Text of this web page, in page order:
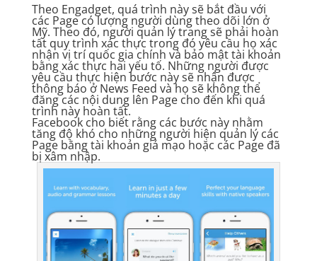
Theo Engadget, quá trình này sẽ bắt đầu với
các Page có lượng người dùng theo dõi lớn ở
Mỹ. Theo đó, người quản lý trang sẽ phải hoàn
tất quy trình xác thực trong đó yêu cầu họ xác
nhận vị trí quốc gia chính và bảo mật tài khoản
bằng xác thực hai yếu tố. Những người được
yêu cầu thực hiện bước này sẽ nhận được
thông báo ở News Feed và họ sẽ không thể
đăng các nội dung lên Page cho đến khi quá
trình này hoàn tất.
Facebook cho biết rằng các bước này nhằm
tăng độ khó cho những người hiện quản lý các
Page bằng tài khoản giả mạo hoặc các Page đã
bị xâm nhập.